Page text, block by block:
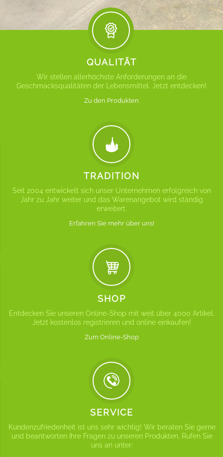
QUALITÄT
Wir stellen allerhöchste Anforderungen an die
Geschmacksqualitäten der Lebensmittel. Jetzt entdecken!
Zu den Produkten
TRADITION
Seit 2004 entwickelt sich unser Unternehmen erfolgreich von
Jahr zu Jahr weiter und das Warenangebot wird ständig
erweitert.
Erfahren Sie mehr über uns!
SHOP
Entdecken Sie unseren Online-Shop mit weit über 4000 Artikel.
Jetzt kostenlos registrieren und online einkaufen!
Zum Online-Shop
SERVICE
Kundenzufriedenheit ist uns sehr wichtig! Wir beraten Sie gerne
und beantworten Ihre Fragen zu unseren Produkten. Rufen Sie
uns an unter: